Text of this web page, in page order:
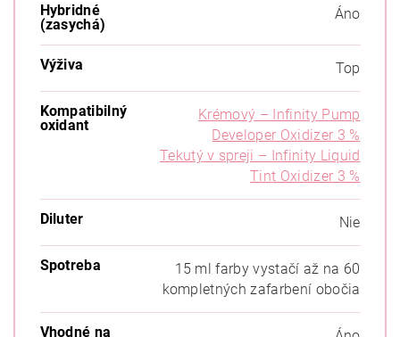
Hybridné
(zasychá)
Áno
Výživa Top
Kompatibilný
oxidant
Krémový – Infinity Pump
Developer Oxidizer 3 %
Tekutý v spreji – Infinity Liquid
Tint Oxidizer 3 %
Diluter Nie
Spotreba
15 ml farby vystačí až na 60
kompletných zafarbení obočia
Vhodné na